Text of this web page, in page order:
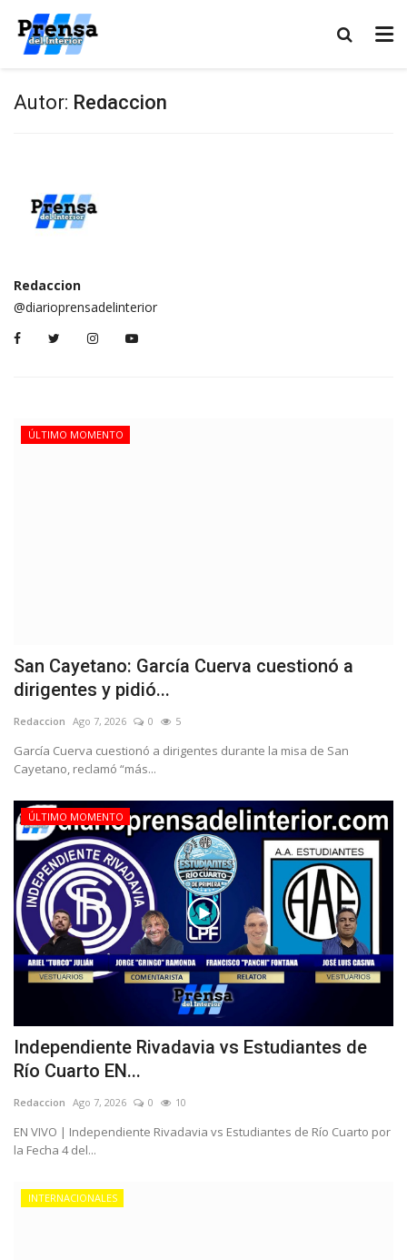
Autor: Redaccion
Redaccion
@diarioprensadelinterior
ÚLTIMO MOMENTO
San Cayetano: García Cuerva cuestionó a
dirigentes y pidió...
Redaccion Ago 7, 2026 0 5
García Cuerva cuestionó a dirigentes durante la misa de San
Cayetano, reclamó “más...
ÚLTIMO MOMENTO
Independiente Rivadavia vs Estudiantes de
Río Cuarto EN...
Redaccion Ago 7, 2026 0 10
EN VIVO | Independiente Rivadavia vs Estudiantes de Río Cuarto por
la Fecha 4 del...
INTERNACIONALES